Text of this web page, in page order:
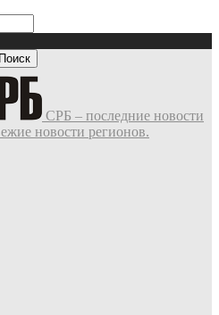
СРБ – последние новости
новости регионов.